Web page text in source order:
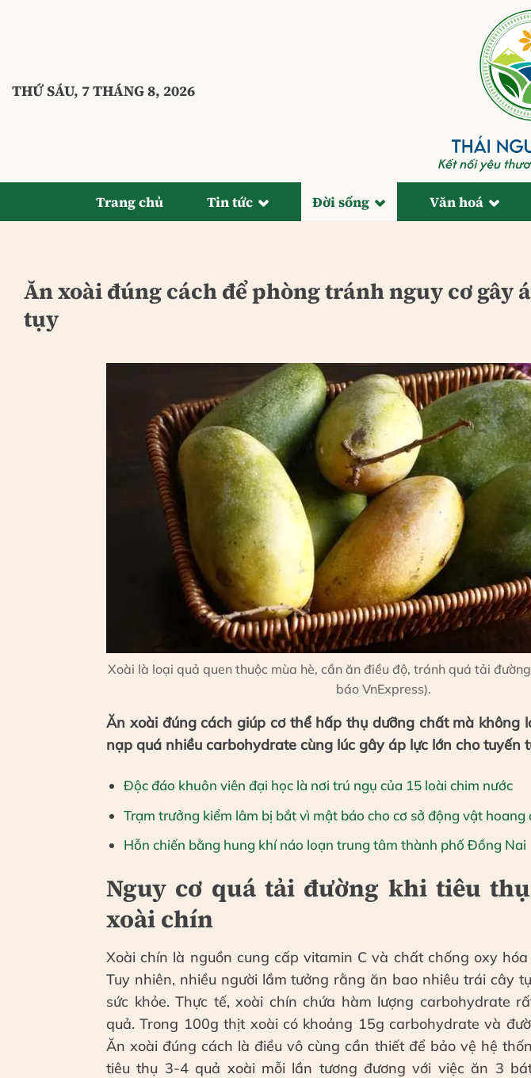
THỨ SÁU, 7 THÁNG 8, 2026
Trang chủ Tin tức Đời sống Văn hoá
Ăn xoài đúng cách để phòng tránh nguy cơ gây
tụy
Xoài là loại quả quen thuộc mùa hè, cần ăn điều độ, tránh quá tải
báo VnExpress).
Ăn xoài đúng cách giúp cơ thể hấp thụ dưỡng chất mà không
nạp quá nhiều carbohydrate cùng lúc gây áp lực lớn cho tuyến
Độc đáo khuôn viên đại học là nơi trú ngụ của 15 loài chim nước
Trạm trưởng kiểm lâm bị bắt vì mật báo cho cơ sở động vật hoang
Hỗn chiến bằng hung khí náo loạn trung tâm thành phố Đồng Nai
Nguy cơ quá tải đường khi tiêu
xoài chín
Xoài chín là nguồn cung cấp vitamin C và chất chống oxy
Tuy nhiên, nhiều người lầm tưởng rằng ăn bao nhiêu trái cây
sức khỏe. Thực tế, xoài chín chứa hàm lượng carbohydrate
quả. Trong 100g thịt xoài có khoảng 15g carbohydrate và
Ăn xoài đúng cách là điều vô cùng cần thiết để bảo vệ hệ
tiêu thụ 3-4 quả xoài mỗi lần tương đương với việc ăn 3